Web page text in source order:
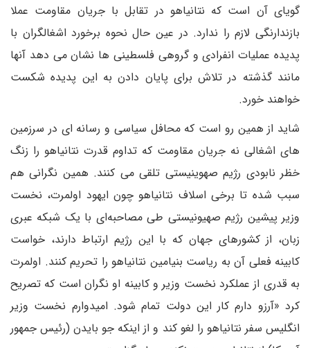
گویای آن است که نتانیاهو در تقابل با جریان مقاومت عملا
بازندارنگی لازم را ندارد. در عین حال نحوه برخورد اشغالگران با
پدیده عملیات انفرادی و گروهی فلسطینی ها نشان می دهد آنها
مانند گذشته در تلاش برای پایان دادن به این پدیده شکست
خواهند خورد.
شاید از همین رو است که محافل سیاسی و رسانه ای در سرزمین
های اشغالی نه جریان مقاومت که تداوم قدرت نتانیاهو را زنگ
خظر نابودی رژیم صهوینیستی تلقی می کنند. همین نگرانی هم
سبب شده تا برخی اسلاف نتانیاهو چون ایهود اولمرت، نخست
وزیر پیشین رژیم صهیونیستی طی مصاحبه‌ای با یک شبکه عبری
زبان، از کشورهای جهان که با این رژیم ارتباط دارند، خواست
کابینه فعلی آن به ریاست بنیامین نتانیاهو را تحریم کنند. اولمرت
به قدری از عملکرد نخست وزیر و کابینه او نگران است که تصریح
کرد «آرزو دارم کار این دولت تمام شود. امیدوارم نخست وزیر
انگلیس سفر نتانیاهو را لغو کند و از اینکه جو بایدن (رئیس جمهور